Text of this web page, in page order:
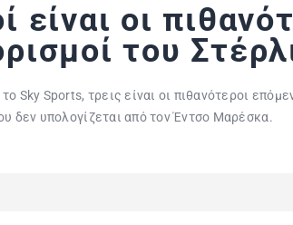
είναι οι
του
Sky Sports, τρεις είναι οι πιθανότεροι
δεν υπολογίζεται από τον Έντσο Μαρέσκα.